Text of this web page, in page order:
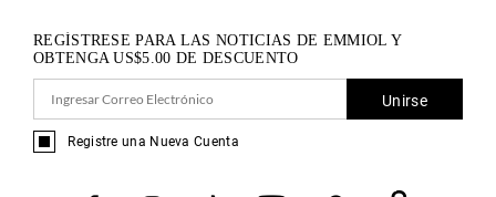
REGÍSTRESE PARA LAS NOTICIAS DE EMMIOL Y
OBTENGAUS$5.00 DE DESCUENTO
Unirse
Registre una Nueva Cuenta